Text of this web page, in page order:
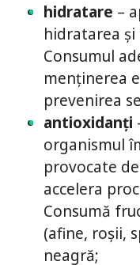
hidratare –
hidratarea
Consumul
menținerea
prevenirea
antioxidanți
organismul
provocate
accelera
Consumă
(afine, roșii,
neagră;